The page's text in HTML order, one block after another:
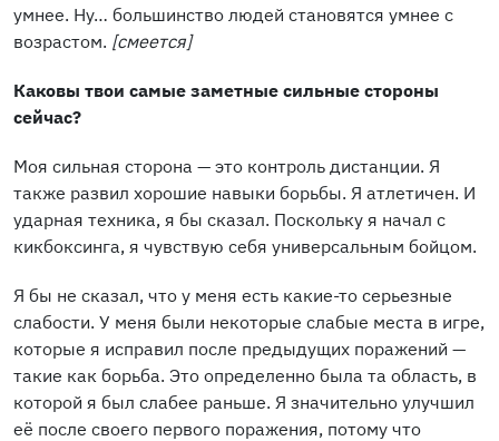
умнее. Ну… большинство людей становятся умнее с
возрастом. [смеется]
Каковы твои самые заметные сильные стороны
сейчас?
Моя сильная сторона — это контроль дистанции. Я
также развил хорошие навыки борьбы. Я атлетичен. И
ударная техника, я бы сказал. Поскольку я начал с
кикбоксинга, я чувствую себя универсальным бойцом.
Я бы не сказал, что у меня есть какие-то серьезные
слабости. У меня были некоторые слабые места в игре,
которые я исправил после предыдущих поражений —
такие как борьба. Это определенно была та область, в
которой я был слабее раньше. Я значительно улучшил
её после своего первого поражения, потому что